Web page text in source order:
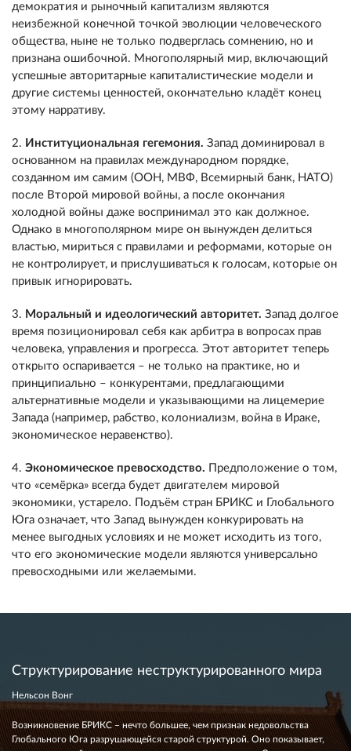
демократия и рыночный капитализм являются
неизбежной конечной точкой эволюции человеческого
общества, ныне не только подверглась сомнению, но и
признана ошибочной. Многополярный мир, включающий
успешные авторитарные капиталистические модели и
другие системы ценностей, окончательно кладёт конец
этому нарративу.
2. Институциональная гегемония. Запад доминировал в
основанном на правилах международном порядке,
созданном им самим (ООН, МВФ, Всемирный банк, НАТО)
после Второй мировой войны, а после окончания
холодной войны даже воспринимал это как должное.
Однако в многополярном мире он вынужден делиться
властью, мириться с правилами и реформами, которые он
не контролирует, и прислушиваться к голосам, которые он
привык игнорировать.
3. Моральный и идеологический авторитет. Запад долгое
время позиционировал себя как арбитра в вопросах прав
человека, управления и прогресса. Этот авторитет теперь
открыто оспаривается – не только на практике, но и
принципиально – конкурентами, предлагающими
альтернативные модели и указывающими на лицемерие
Запада (например, рабство, колониализм, война в Ираке,
экономическое неравенство).
4. Экономическое превосходство. Предположение о том,
что «семёрка» всегда будет двигателем мировой
экономики, устарело. Подъём стран БРИКС и Глобального
Юга означает, что Запад вынужден конкурировать на
менее выгодных условиях и не может исходить из того,
что его экономические модели являются универсально
превосходными или желаемыми.
Структурирование неструктурированного мира
Нельсон Вонг
Возникновение БРИКС – нечто большее, чем признак недовольства
Глобального Юга разрушающейся старой структурой. Оно показывает,